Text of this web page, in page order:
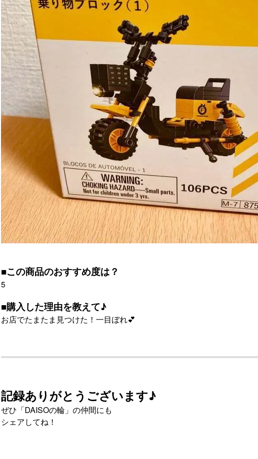
■この商品のおすすめ度は？
5
■購入した理由を教えて♪
お店でたまたま見つけた！一目ぼれ💕
記録ありがとうございます♪
ぜひ「DAISOの輪」の仲間にも
シェアしてね！